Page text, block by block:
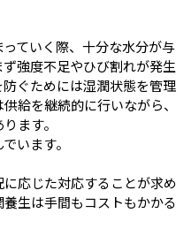
ていく際、十分な水分が与
強度不足やひび割れが発生
ぐためには湿潤状態を管理
給を継続的に行いながら、
ます。
います。
応じた対応することが求め
生は手間もコストもかかる